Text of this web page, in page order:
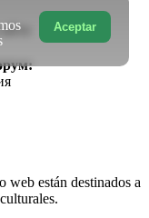
web están destinados a
Aceptar